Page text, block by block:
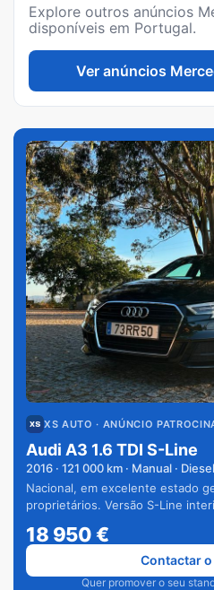
Explore outros anúncios
disponíveis em Portugal.
Ver anúncios
XS AUTO · ANÚNCIO
Audi A3 1.6 TDI S-Line
2016 · 121 000 km · Manual · Diesel
Nacional, em excelente estado
proprietários. Versão S-Line
18 950€
Quer promover o seu
Contactar